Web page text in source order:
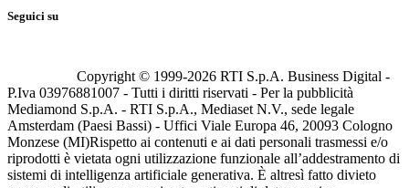
Seguici su
Copyright © 1999-2026 RTI S.p.A. Business Digital -
P.Iva 03976881007 - Tutti i diritti riservati - Per la pubblicità
Mediamond S.p.A. - RTI S.p.A., Mediaset N.V., sede legale
Amsterdam (Paesi Bassi) - Uffici Viale Europa 46, 20093 Cologno
Monzese (MI)Rispetto ai contenuti e ai dati personali trasmessi e/o
riprodotti è vietata ogni utilizzazione funzionale all’addestramento di
sistemi di intelligenza artificiale generativa. È altresì fatto divieto